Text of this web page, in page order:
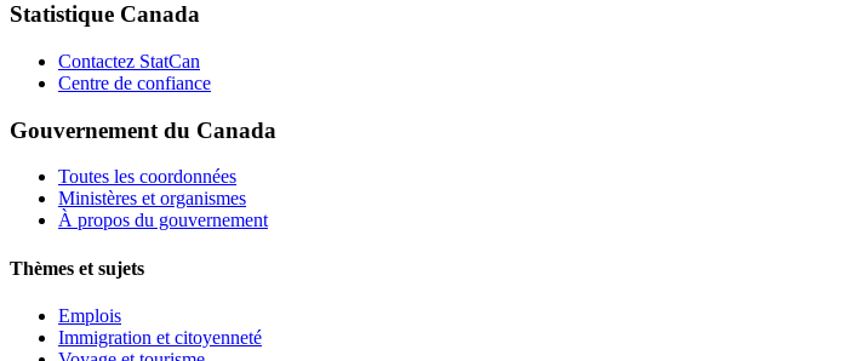
Statistique Canada
Contactez StatCan
Centre de confiance
Gouvernement du Canada
Toutes les coordonnées
Ministères et organismes
À propos du gouvernement
Thèmes et sujets
Emplois
Immigration et citoyenneté